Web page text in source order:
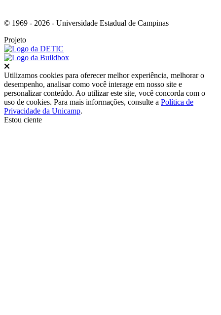
© 1969 - 2026 - Universidade Estadual de Campinas
Projeto
Utilizamos cookies para oferecer melhor experiência, melhorar o
desempenho, analisar como você interage em nosso site e
personalizar conteúdo. Ao utilizar este site, você concorda com o
uso de cookies. Para mais informações, consulte a Política de
Privacidade da Unicamp.
Estou ciente